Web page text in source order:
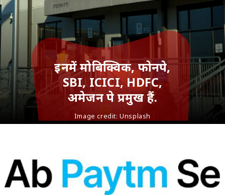
इनमें मोबिक्विक, फोनपे,
SBI, ICICI, HDFC,
अमेजन पे प्रमुख हैं.
Image credit:Unsplash